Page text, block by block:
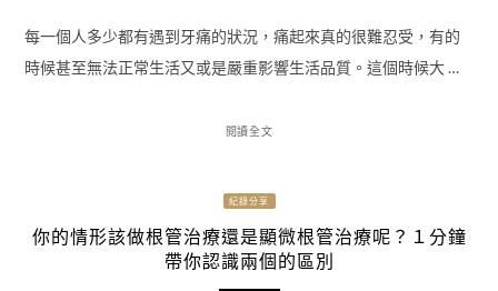
每一個人多少都有遇到牙痛的狀況，痛起來真的很難忍受，有的
時候甚至無法正常生活又或是嚴重影響生活品質。這個時候大 …
閱讀全文
紀錄分享
你的情形該做根管治療還是顯微根管治療呢？１分鐘
帶你認識兩個的區別